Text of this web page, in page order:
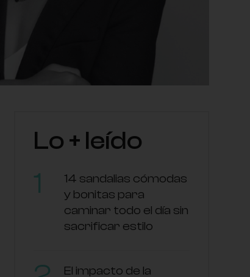
Lo + leído
14 sandalias cómodas
y bonitas para
caminar todo el día sin
sacrificar estilo
El impacto de la